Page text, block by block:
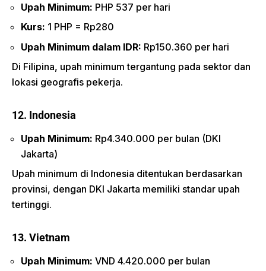
Upah Minimum: PHP 537 per hari
Kurs: 1 PHP = Rp280
Upah Minimum dalam IDR: Rp150.360 per hari
Di Filipina, upah minimum tergantung pada sektor dan
lokasi geografis pekerja.
12. Indonesia
Upah Minimum: Rp4.340.000 per bulan (DKI
Jakarta)
Upah minimum di Indonesia ditentukan berdasarkan
provinsi, dengan DKI Jakarta memiliki standar upah
tertinggi.
13. Vietnam
Upah Minimum: VND 4.420.000 per bulan